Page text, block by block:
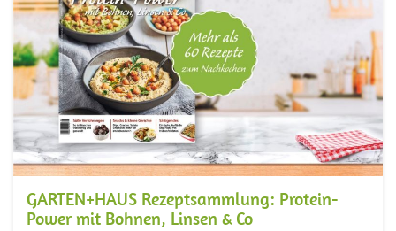
GARTEN+HAUS Rezeptsammlung: Protein-
Power mit Bohnen, Linsen & Co